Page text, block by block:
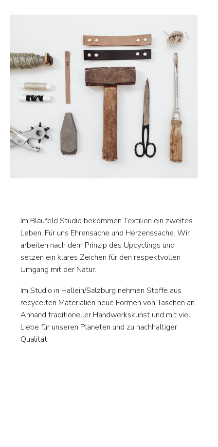
Im Blaufeld Studio bekommen Textilien ein zweites
Leben. Für uns Ehrensache und Herzenssache. Wir
arbeiten nach dem Prinzip des Upcyclings und
setzen ein klares Zeichen für den respektvollen
Umgang mit der Natur.
Im Studio in Hallein/Salzburg nehmen Stoffe aus
recycelten Materialien neue Formen von Taschen an.
Anhand traditioneller Handwerkskunst und mit viel
Liebe für unseren Planeten und zu nachhaltiger
Qualität.